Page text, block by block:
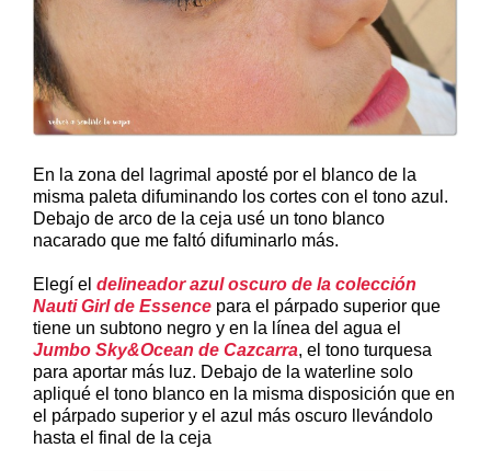
En la zona del lagrimal aposté por el blanco de la
misma paleta difuminando los cortes con el tono azul.
Debajo de arco de la ceja usé un tono blanco
nacarado que me faltó difuminarlo más.
Elegí el delineador azul oscuro de la colección
Nauti Girl de Essence para el párpado superior que
tiene un subtono negro y en la línea del agua el
Jumbo Sky&Ocean de Cazcarra, el tono turquesa
para aportar más luz. Debajo de la waterline solo
apliqué el tono blanco en la misma disposición que en
el párpado superior y el azul más oscuro llevándolo
hasta el final de la ceja